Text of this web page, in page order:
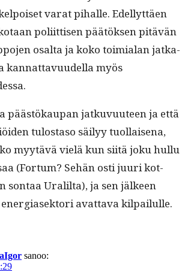
varat pihalle. Edel­lyt­täen
poli­it­tisen päätök­sen pitävän
osalta ja koko toimi­alan jatka­
kan­nat­tavu­udel­la myös
päästökau­pan jatku­vu­u­teen ja että
tulosta­so säi­lyy tuol­laise­na,
myytävä vielä kun siitä joku hul­lu
(For­tum? Sehän osti juuri kot­
son­taa Uralil­ta), ja sen jäl­keen
avat­ta­va kilpailulle.
sanoo: